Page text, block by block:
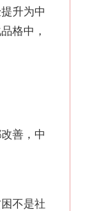
升为中
格中，
善，中
不是社